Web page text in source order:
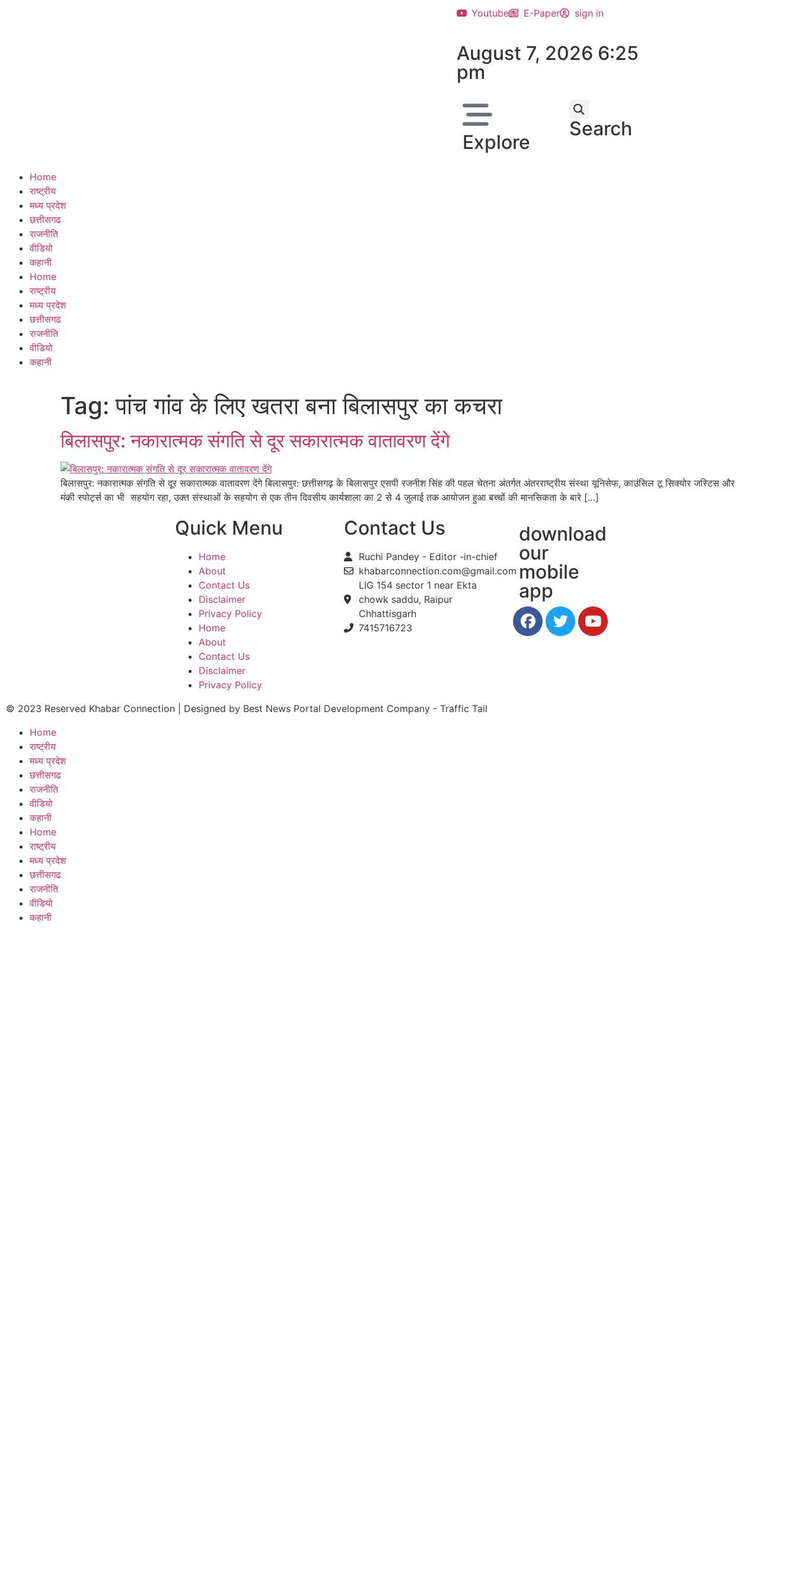
Youtube E-Paper sign in
August 7, 2026 6:25
pm
Explore
Search
Home
राष्ट्रीय
मध्य प्रदेश
छत्तीसगढ
राजनीति
वीडियो
कहानी
Home
राष्ट्रीय
मध्य प्रदेश
छत्तीसगढ
राजनीति
वीडियो
कहानी
Tag:पांच गांव के लिए खतरा बना बिलासपुर का कचरा
बिलासपुर: नकारात्मक संगति से दूर सकारात्मक वातावरण देंगे
बिलासपुर: नकारात्मक संगति से दूर सकारात्मक वातावरण देंगे बिलासपुर: छत्तीसगढ़ के बिलासपुर एसपी रजनीश सिंह की पहल चेतना अंतर्गत अंतरराष्ट्रीय संस्था यूनिसेफ, काउंसिल टू सिक्योर जस्टिस और
मंकी स्पोर्ट्स का भी सहयोग रहा, उक्त संस्थाओं के सहयोग से एक तीन दिवसीय कार्यशाला का 2 से 4 जुलाई तक आयोजन हुआ बच्चों की मानसिकता के बारे […]
Quick Menu
Home
About
Contact Us
Disclaimer
Privacy Policy
Home
About
Contact Us
Disclaimer
Privacy Policy
Contact Us
Ruchi Pandey - Editor -in-chief
khabarconnection.com@gmail.com
LIG 154 sector 1 near Ekta
chowk saddu, Raipur
Chhattisgarh
7415716723
download
our
mobile
app
© 2023 Reserved Khabar Connection | Designed by Best News Portal Development Company - Traffic Tail
Home
राष्ट्रीय
मध्य प्रदेश
छत्तीसगढ
राजनीति
वीडियो
कहानी
Home
राष्ट्रीय
मध्य प्रदेश
छत्तीसगढ
राजनीति
वीडियो
कहानी